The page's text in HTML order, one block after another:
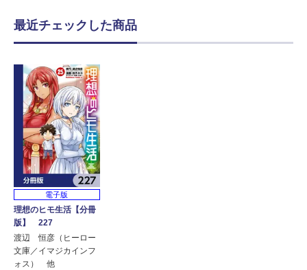
最近チェックした商品
電子版
理想のヒモ生活【分冊
版】 227
渡辺 恒彦（ヒーロー
文庫／イマジカインフ
ォス） 他